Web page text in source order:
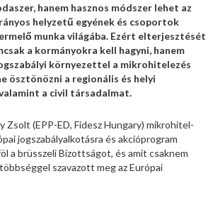
hanem hasznos módszer lehet az
helyzetű egyének és csoportok
munka világába. Ezért elterjesztését
a kormányokra kell hagyni, hanem
környezettel a mikrohitelezés
ösztönözni a regionális és helyi
a civil társadalmat.
Zsolt (EPP-ED, Fidesz Hungary) mikrohitel-
jogszabályalkotásra és akcióprogram
a brüsszeli Bizottságot, és amit csaknem
szavazott meg az Európai